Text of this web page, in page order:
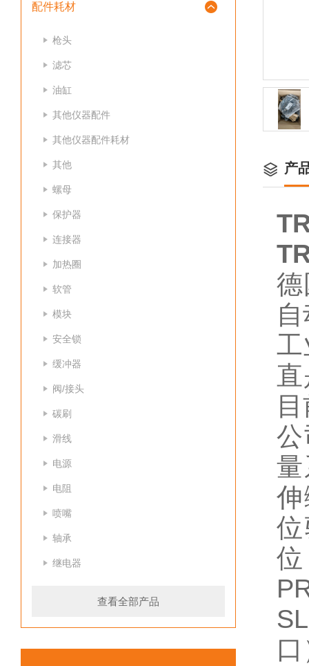
配件耗材
枪头
滤芯
油缸
其他仪器配件
其他仪器配件耗材
其他
螺母
保护器
连接器
加热圈
软管
模块
安全锁
缓冲器
阀/接头
碳刷
滑线
电源
电阻
喷嘴
轴承
继电器
查看全部产品
产
德